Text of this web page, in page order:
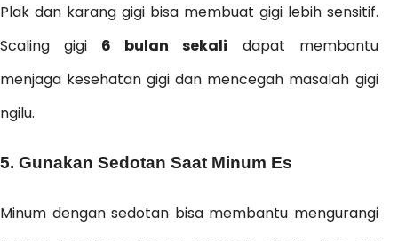
Plak dan karang gigi bisa membuat gigi lebih sensitif.
Scaling gigi 6 bulan sekali dapat membantu
menjaga kesehatan gigi dan mencegah masalah gigi
ngilu.
5. Gunakan Sedotan Saat Minum Es
Minum dengan sedotan bisa membantu mengurangi